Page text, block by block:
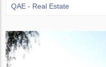
QAE - Real Estate